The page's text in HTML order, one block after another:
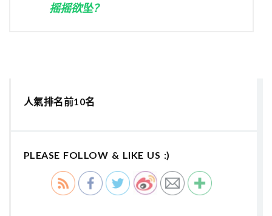
摇摇欲坠？
人氣排名前10名
PLEASE FOLLOW & LIKE US :)